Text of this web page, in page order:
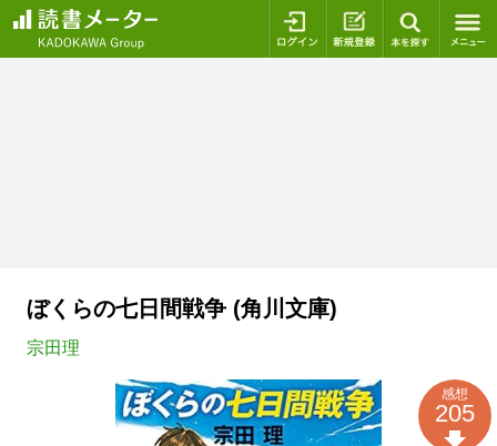
ログイン 新規登録
ぼくらの七日間戦争 (角川文庫)
宗田理
感想
205